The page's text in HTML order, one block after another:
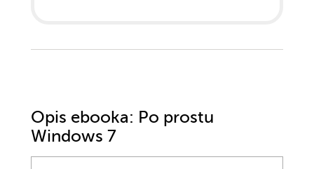
Opis ebooka: Po prostu
Windows 7